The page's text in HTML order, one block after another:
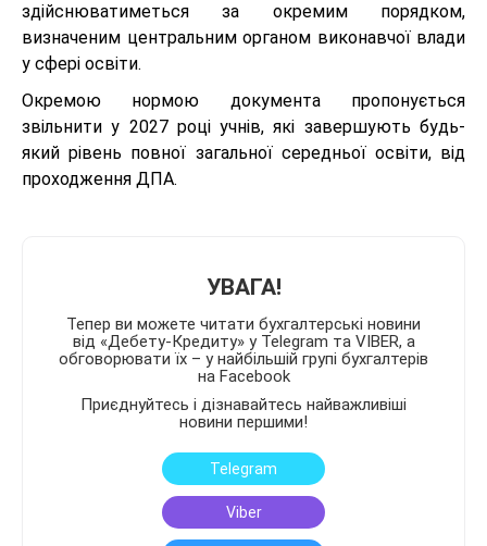
здійснюватиметься за окремим порядком,
визначеним центральним органом виконавчої влади
у сфері освіти.
Окремою нормою документа пропонується
звільнити у 2027 році учнів, які завершують будь-
який рівень повної загальної середньої освіти, від
проходження ДПА.
УВАГА!
Тепер ви можете читати бухгалтерські новини
від «Дебету-Кредиту» у Telegram та VIBER, а
обговорювати їх – у найбільшій групі бухгалтерів
на Facebook
Приєднуйтесь і дізнавайтесь найважливіші
новини першими!
Telegram
Viber